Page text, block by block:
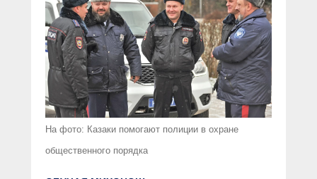
На фото: Казаки помогают полиции в охране
общественного порядка